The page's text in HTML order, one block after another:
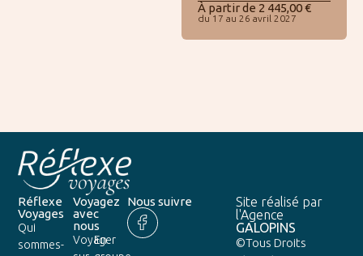
À partir de 2 445,00€
du 17 au 26 avril 2027
Réflexe
Voyages
Qui
sommes-
Voyagez
avec
nous
Voyager
En
Nous suivre
Site réalisé par
l'Agence
GALOPINS
©Tous Droits